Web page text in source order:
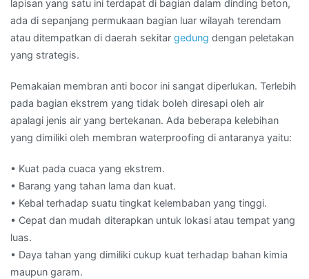
lapisan yang satu ini terdapat di bagian dalam dinding beton,
ada di sepanjang permukaan bagian luar wilayah terendam
atau ditempatkan di daerah sekitar gedung dengan peletakan
yang strategis.
Pemakaian membran anti bocor ini sangat diperlukan. Terlebih
pada bagian ekstrem yang tidak boleh diresapi oleh air
apalagi jenis air yang bertekanan. Ada beberapa kelebihan
yang dimiliki oleh membran waterproofing di antaranya yaitu:
• Kuat pada cuaca yang ekstrem.
• Barang yang tahan lama dan kuat.
• Kebal terhadap suatu tingkat kelembaban yang tinggi.
• Cepat dan mudah diterapkan untuk lokasi atau tempat yang
luas.
• Daya tahan yang dimiliki cukup kuat terhadap bahan kimia
maupun garam.